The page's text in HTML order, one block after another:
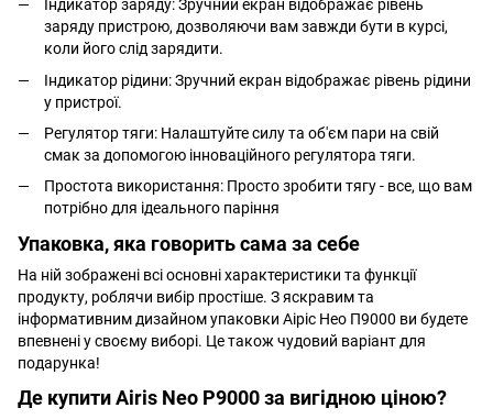
Індикатор заряду: Зручний екран відображає рівень
заряду пристрою, дозволяючи вам завжди бути в курсі,
коли його слід зарядити.
Індикатор рідини: Зручний екран відображає рівень рідини
у пристрої.
Регулятор тяги: Налаштуйте силу та об'єм пари на свій
смак за допомогою інноваційного регулятора тяги.
Простота використання: Просто зробити тягу - все, що вам
потрібно для ідеального паріння
Упаковка, яка говорить сама за себе
На ній зображені всі основні характеристики та функції
продукту, роблячи вибір простіше. З яскравим та
інформативним дизайном упаковки Аіріс Нео П9000 ви будете
впевнені у своєму виборі. Це також чудовий варіант для
подарунка!
Де купити Airis Neo P9000 за вигідною ціною?